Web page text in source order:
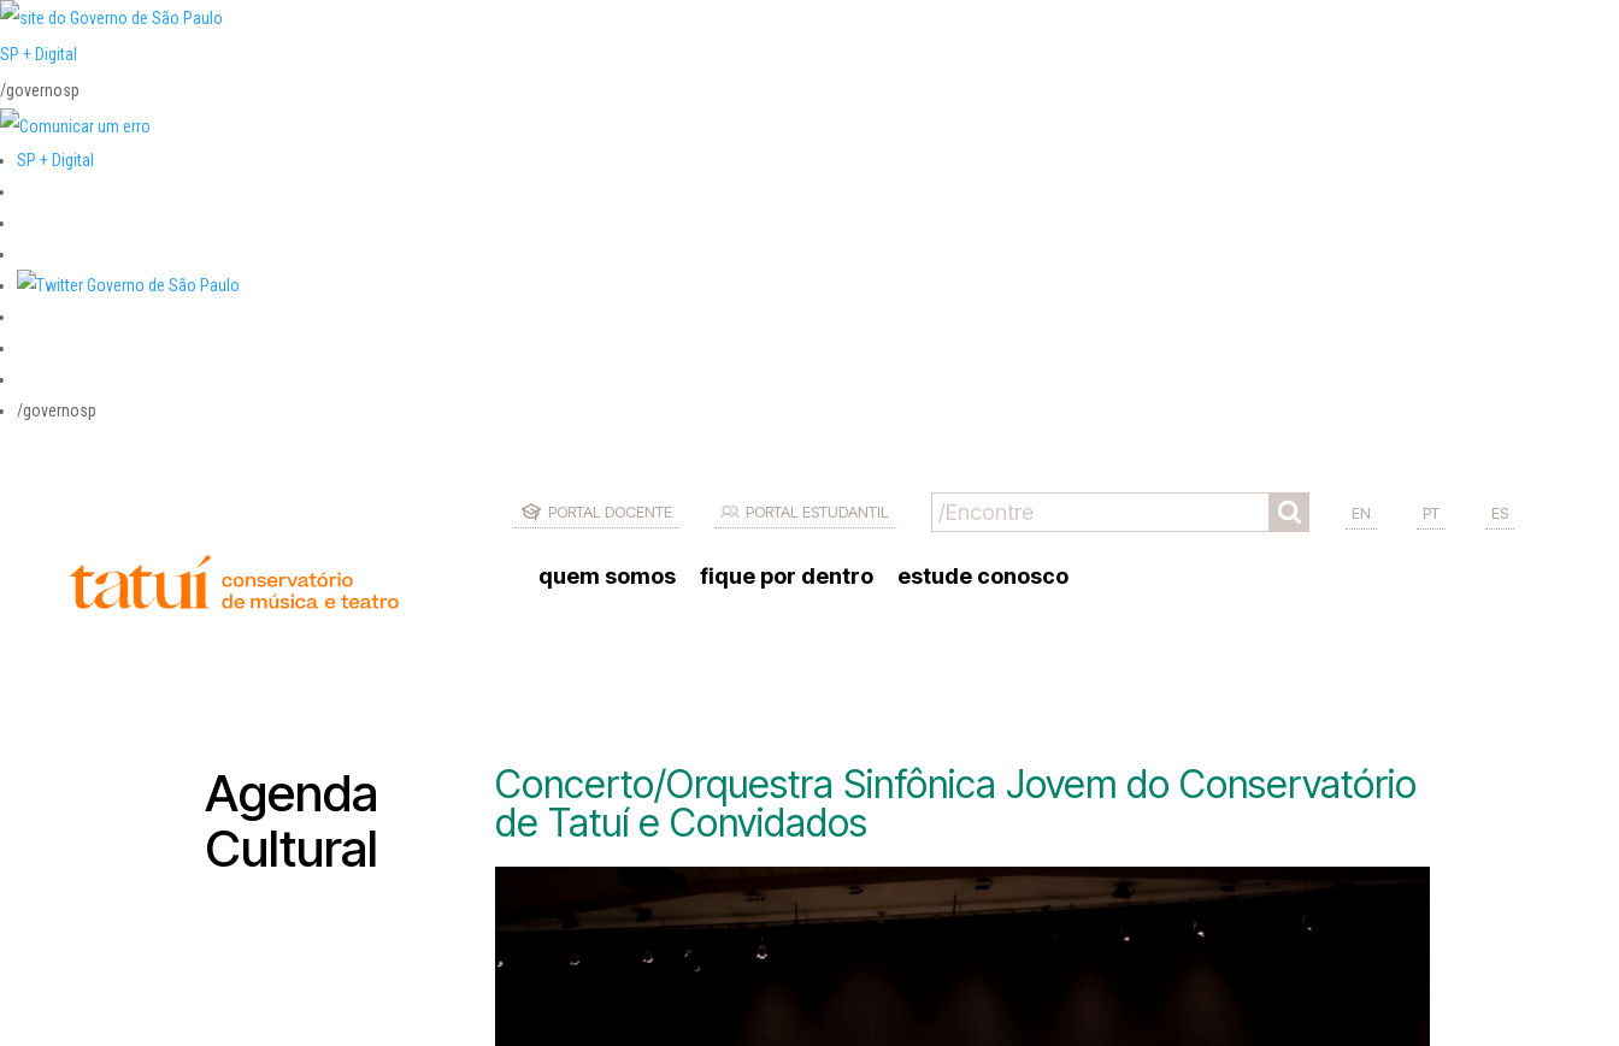
SP + Digital
/governosp
SP + Digital
/governosp
PORTAL DOCENTE PORTAL ESTUDANTIL EN PT ES
quem somos fique por dentro estude conosco
Agenda
Cultural
Concerto/Orquestra Sinfônica Jovem do Conservatório
de Tatuí e Convidados